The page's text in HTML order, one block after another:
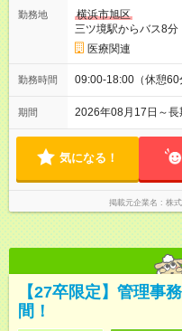
勤務地
横浜市旭区
三ツ境駅からバス8分
医療関連
勤務時間 09:00-18:00（休憩60
期間 2026年08月17日～
気になる！
掲載元企業名 株
【27卒限定】管理事
間！